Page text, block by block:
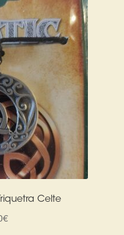
du monde invisible
Mystères de l’Invisible
Celte
€